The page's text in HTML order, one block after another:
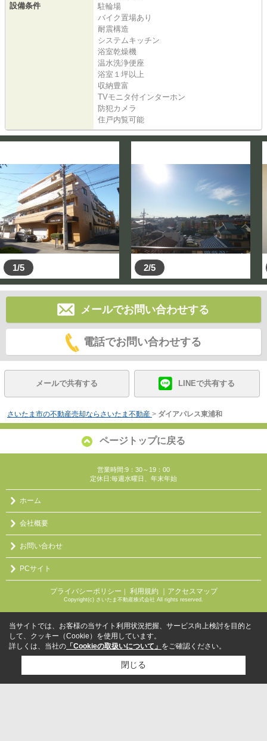
設備条件
駐輪場
バイク置場あり
耐震構造
システムキッチン
浴室乾燥機
温水洗浄便座
浴室１坪以上
収納豊富
TVモニタ付インターホン
防犯カメラ
住戸内覧可能
1/5 2/5
メールでお問い合わせする
電話でお問い合わせする
メールで共有する LINEで共有する
さいたま市の不動産売却ならさいたま不動産 > ダイアパレス東浦和
ページトップに戻る
営業時間:9：30～19：00
定休日:毎週水曜日、年末年始
ホーム
会社概要
お問い合わせ
PCサイト
プライバシーポリシー ｜ 利用規約 ｜アクセスマップ
Copyright(c) さいたま不動産株式会社 All rights reserved.
当サイトでは、お客様の当サイト利用状況把握、サービス向上検討を目的と
して、クッキー（Cookie）を使用しています。
詳しくは、当社の 「Cookieの取扱いについて」 をご確認ください。
閉じる